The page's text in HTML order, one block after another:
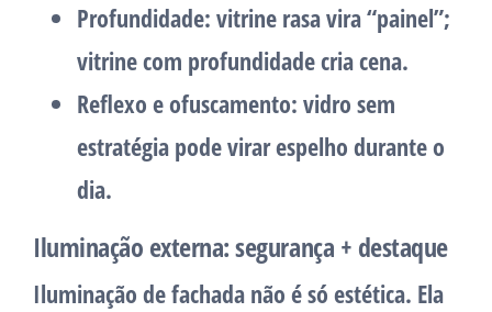
Profundidade: vitrine rasa vira “painel”;
vitrine com profundidade cria cena.
Reflexo e ofuscamento: vidro sem
estratégia pode virar espelho durante o
dia.
Iluminação externa: segurança + destaque
Iluminação de fachada não é só estética. Ela